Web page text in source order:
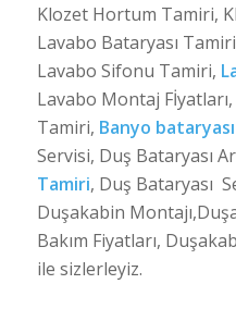
Klozet Hortum Tamiri,
Lavabo Bataryası
Lavabo Sifonu Tamiri,
Lavabo Montaj
Tamiri, Banyo
Servisi, Duş Bataryası
Tamiri, Duş Bataryası
Duşakabin
Bakım Fiyatları,
ile sizlerleyiz.